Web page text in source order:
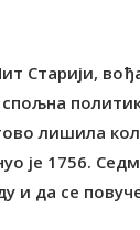
Старији,
лишила
је 1756.
и да се